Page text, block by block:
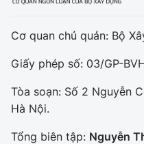
Cơ quan chủ quản: Bộ
Giấy phép số: 03/GP-
Tòa soạn: Số 2 Nguyễn
Hà Nội.
Tổng biên tập: Nguyễn